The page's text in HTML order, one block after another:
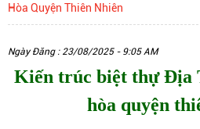
Hòa Quyện Thiên Nhiên
Ngày Đăng : 23/08/2025 - 9:05 AM
Kiến trúc biệt thự Địa
hòa quyện